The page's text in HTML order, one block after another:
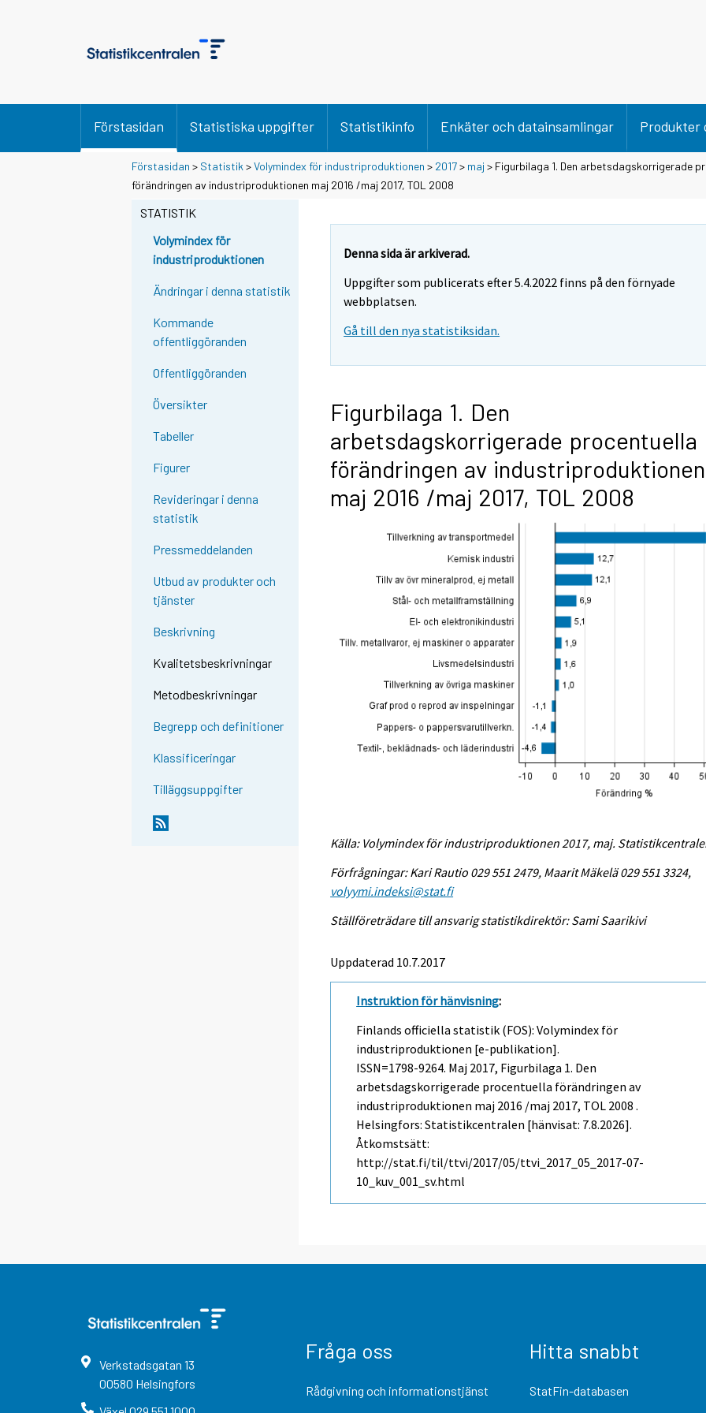
Förstasidan Statistiska uppgifter Statistikinfo Enkäter och datainsamlingar Produkter
Förstasidan > Statistik >Volymindex för industriproduktionen > 2017> maj > Figurbilaga 1. Den arbetsdagskorrigerade
förändringen av industriproduktionen maj 2016 /maj 2017, TOL 2008
STATISTIK
Volymindex för
industriproduktionen
Ändringar i denna statistik
Kommande
offentliggöranden
Offentliggöranden
Översikter
Tabeller
Figurer
Revideringar i denna
statistik
Pressmeddelanden
Utbud av produkter och
tjänster
Beskrivning
Kvalitetsbeskrivningar
Metodbeskrivningar
Begrepp och definitioner
Klassificeringar
Tilläggsuppgifter
Denna sida är arkiverad.
Uppgifter som publicerats efter 5.4.2022 finns på den förnyade
webbplatsen.
Gå till den nya statistiksidan.
Figurbilaga 1. Den
arbetsdagskorrigerade procentuella
förändringen av industriproduktionen
maj 2016 /maj 2017, TOL 2008
Källa: Volymindex för industriproduktionen 2017, maj.
Förfrågningar: Kari Rautio 029 551 2479, Maarit Mäkelä 029 551 3324,
volyymi.indeksi@stat.fi
Ställföreträdare till ansvarig statistikdirektör: Sami Saarikivi
Uppdaterad 10.7.2017
Instruktion för hänvisning:
Finlands officiella statistik (FOS): Volymindex för
industriproduktionen [e-publikation].
ISSN=1798-9264. Maj 2017, Figurbilaga 1. Den
arbetsdagskorrigerade procentuella förändringen av
industriproduktionen maj 2016 /maj 2017, TOL 2008 .
Helsingfors: Statistikcentralen [hänvisat: 7.8.2026].
Åtkomstsätt:
http://stat.fi/til/ttvi/2017/05/ttvi_2017_05_2017-07-
10_kuv_001_sv.html
Verkstadsgatan 13
00580 Helsingfors
Fråga oss
Rådgivning och informationstjänst
Hitta snabbt
StatFin-databasen